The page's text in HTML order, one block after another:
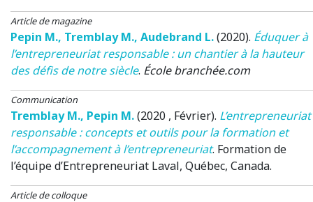
Article de magazine
Pepin M., Tremblay M., Audebrand L.(2020). Éduquer à
l’entrepreneuriat responsable : un chantier à la hauteur
des défis de notre siècle. École branchée.com
Communication
Tremblay M., Pepin M.(2020 , Février). L’entrepreneuriat
responsable : concepts et outils pour la formation et
l’accompagnement à l’entrepreneuriat. Formation de
l’équipe d’Entrepreneuriat Laval, Québec, Canada.
Article de colloque